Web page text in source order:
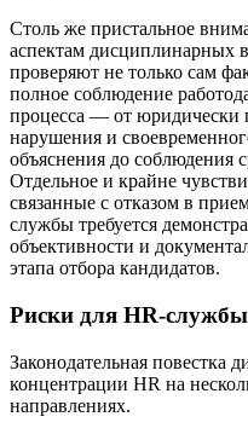
Столь же пристальное
аспектам дисциплинарных
проверяют не только сам
полное соблюдение
процесса — от юридически
нарушения и
объяснения до соблюдения
Отдельное и крайне
связанные с отказом в
службы требуется
объективности и
этапа отбора кандидатов.
Риски для HR-службы
Законодательная повестка
концентрации HR на
направлениях.